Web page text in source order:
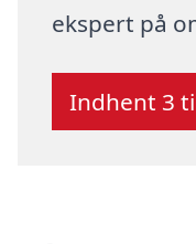
ekspert på
Indhent 3